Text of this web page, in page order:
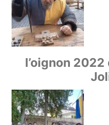
l’oignon